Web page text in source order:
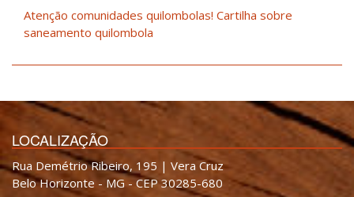
Atenção comunidades quilombolas! Cartilha sobre
saneamento quilombola
LOCALIZAÇÃO
Rua Demétrio Ribeiro, 195 | Vera Cruz
Belo Horizonte - MG - CEP 30285-680